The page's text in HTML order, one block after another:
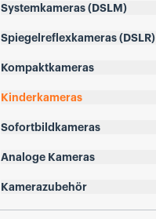
Systemkameras (DSLM)
Spiegelreflexkameras (DSLR)
Kompaktkameras
Kinderkameras
Sofortbildkameras
Analoge Kameras
Kamerazubehör